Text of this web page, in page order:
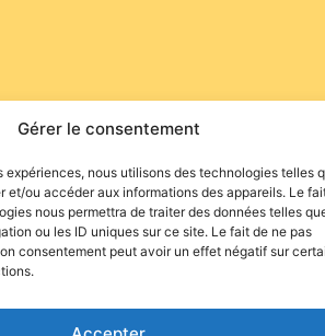
Gérer le consentement
expériences, nous utilisons des technologies telles
et/ou accéder aux informations des appareils. Le
nous permettra de traiter des données telles
ou les ID uniques sur ce site. Le fait de ne pas
consentement peut avoir un effet négatif sur
TOROFIESTA